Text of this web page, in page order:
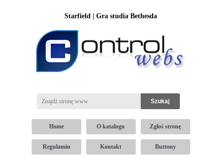
Starfield | Gra studia Bethesda
Home O katalogu Zgłoś stronę
Regulamin Kontakt Buttony